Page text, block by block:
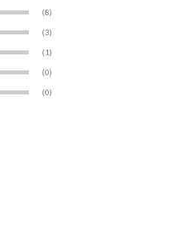
(8)
(3)
(1)
(0)
(0)